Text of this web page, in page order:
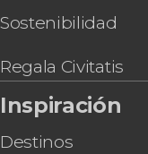
Sostenibilidad
Regala Civitatis
Inspiración
Destinos